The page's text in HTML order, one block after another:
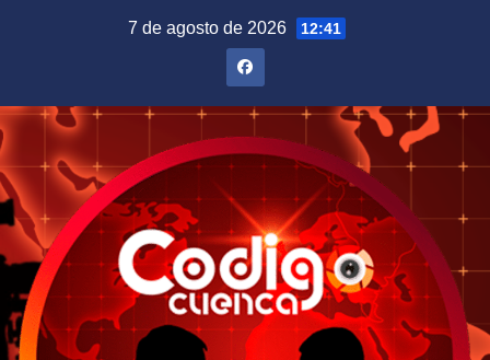
7 de agosto de 2026 12:41